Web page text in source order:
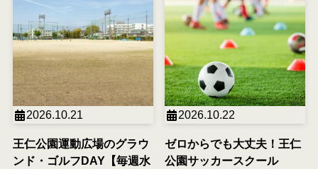
2026.10.21
王仁公園運動広場のグラウ
ンド・ゴルフDAY【毎週水
2026.10.22
ゼロからでも大丈夫！王仁
公園サッカースクール